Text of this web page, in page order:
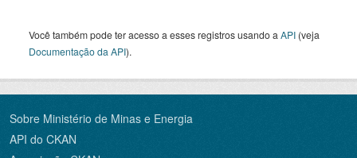
Você também pode ter acesso a esses registros usando a API (veja
Documentação da API).
Sobre Ministério de Minas e Energia
API do CKAN